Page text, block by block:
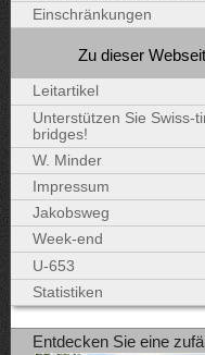
Einschränkungen
Zu dieser
Leitartikel
Unterstützen Sie Swiss-
bridges!
W. Minder
Impressum
Jakobsweg
Week-end
U-653
Statistiken
Entdecken Sie eine